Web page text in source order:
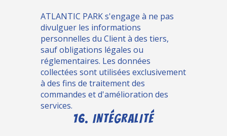
ATLANTIC PARK s'engage à ne pas
divulguer les informations
personnelles du Client à des tiers,
sauf obligations légales ou
réglementaires. Les données
collectées sont utilisées exclusivement
à des fins de traitement des
commandes et d'amélioration des
services.
16. INTÉGRALITÉ